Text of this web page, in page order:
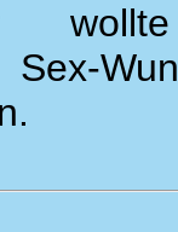
Sex-